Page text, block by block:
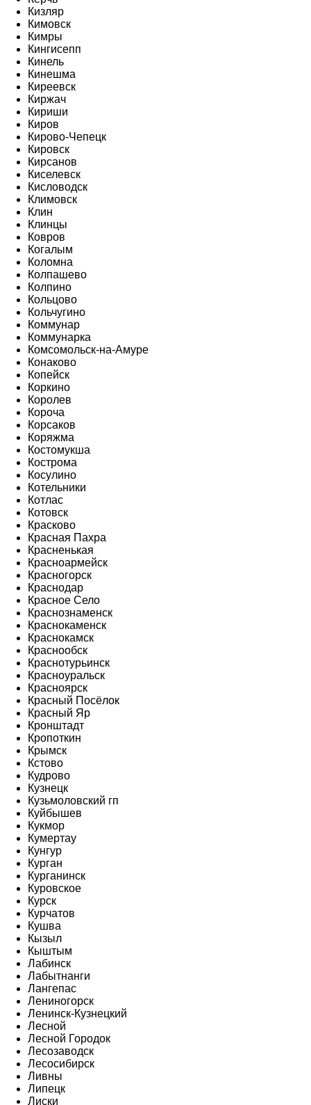
Кизляр
Кимовск
Кимры
Кингисепп
Кинель
Кинешма
Киреевск
Киржач
Кириши
Киров
Кирово-Чепецк
Кировск
Кирсанов
Киселевск
Кисловодск
Климовск
Клин
Клинцы
Ковров
Когалым
Коломна
Колпашево
Колпино
Кольцово
Кольчугино
Коммунар
Коммунарка
Комсомольск-на-Амуре
Конаково
Копейск
Коркино
Королев
Короча
Корсаков
Коряжма
Костомукша
Кострома
Косулино
Котельники
Котлас
Котовск
Красково
Красная Пахра
Красненькая
Красноармейск
Красногорск
Краснодар
Красное Село
Краснознаменск
Краснокаменск
Краснокамск
Краснообск
Краснотурьинск
Красноуральск
Красноярск
Красный Посёлок
Красный Яр
Кронштадт
Кропоткин
Крымск
Кстово
Кудрово
Кузнецк
Кузьмоловский гп
Куйбышев
Кукмор
Кумертау
Кунгур
Курган
Курганинск
Куровское
Курск
Курчатов
Кушва
Кызыл
Кыштым
Лабинск
Лабытнанги
Лангепас
Лениногорск
Ленинск-Кузнецкий
Лесной
Лесной Городок
Лесозаводск
Лесосибирск
Ливны
Липецк
Лиски